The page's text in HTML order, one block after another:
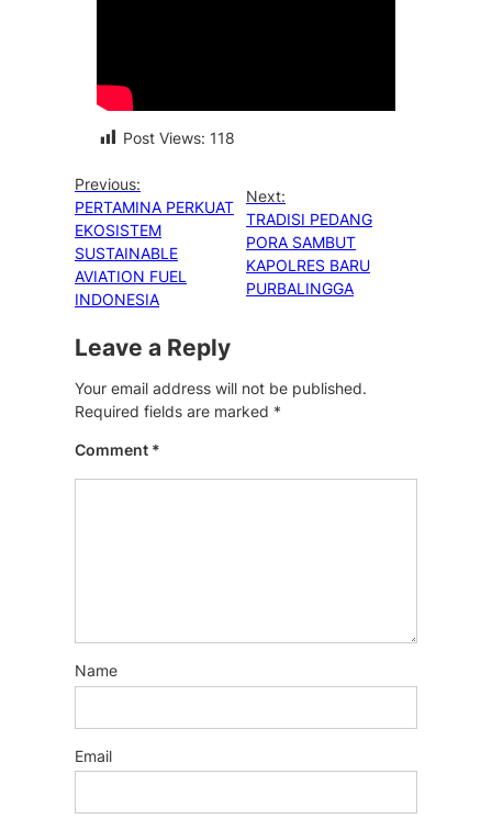
Post Views: 118
Previous:
PERTAMINA PERKUAT
EKOSISTEM
SUSTAINABLE
AVIATION FUEL
INDONESIA
Next:
TRADISI PEDANG
PORA SAMBUT
KAPOLRES BARU
PURBALINGGA
Leave a Reply
Your email address will not be published.
Required fields are marked *
Comment *
Name
Email